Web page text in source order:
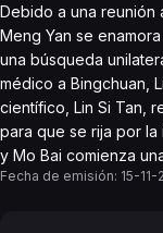
Debido a una reunión
Meng Yan se
una búsqueda
médico a Bingchuan,
científico, Lin Si Tan,
para que se rija por la
y Mo Bai comienza
Fecha de emisión: 15-11-